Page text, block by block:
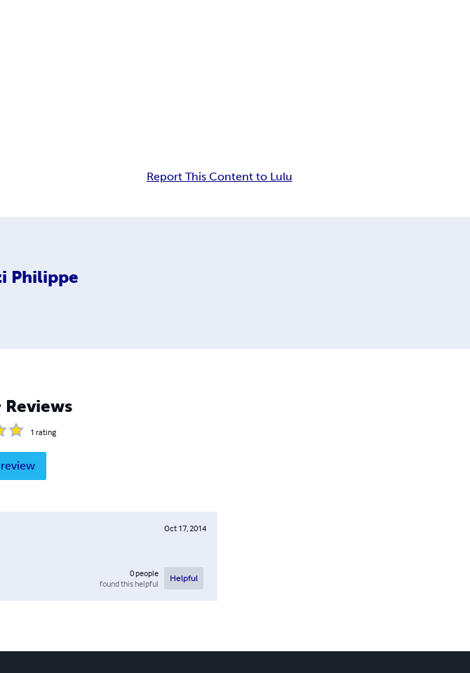
Report This Content to Lulu
Philippe
Reviews
1 rating
Oct 17, 2014
0people
found this helpful
Helpful